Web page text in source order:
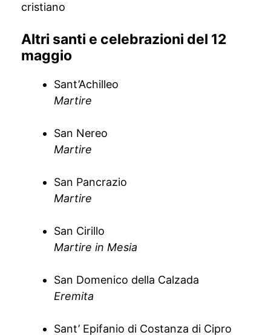
cristiano
Altri santi e celebrazioni del 12
maggio
Sant’Achilleo
Martire
San Nereo
Martire
San Pancrazio
Martire
San Cirillo
Martire in Mesia
San Domenico della Calzada
Eremita
Sant’ Epifanio di Costanza di Cipro